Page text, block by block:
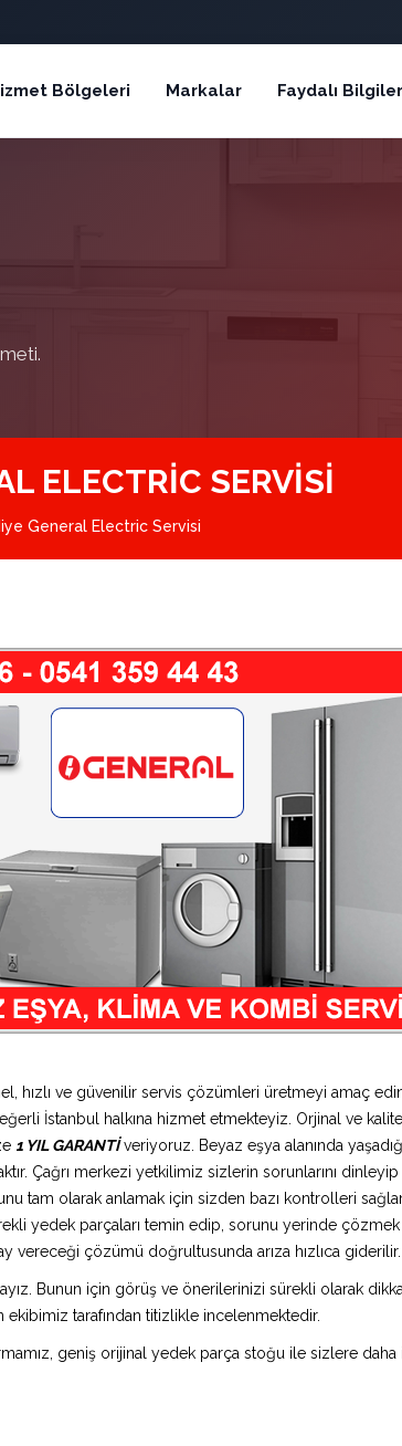
Bölgeleri Markalar Faydalı Bilgiler
ELECTRIC SERVISI
General Electric Servisi
hızlı ve güvenilir servis çözümleri üretmeyi amaç
İstanbul halkına hizmet etmekteyiz. Orjinal ve
1 YIL GARANTİveriyoruz. Beyaz eşya alanında
Çağrı merkezi yetkilimiz sizlerin sorunlarını dinleyip
tam olarak anlamak için sizden bazı kontrolleri
yedek parçaları temin edip, sorunu yerinde çözmek
vereceği çözümü doğrultusunda arıza hızlıca giderilir.
Bunun için görüş ve önerilerinizi sürekli olarak
tarafından titizlikle incelenmektedir.
geniş orijinal yedek parça stoğu ile sizlere